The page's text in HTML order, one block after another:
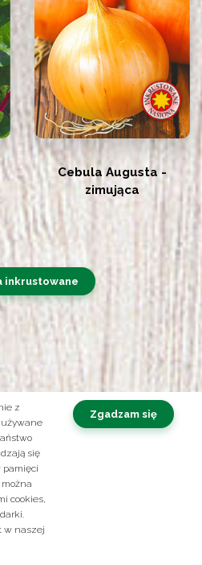
Cebula Augusta -
zimująca
inkrustowane
reCAPTCHA
Warunki
z
używane
się
pamięci
cookies,
w naszej
Zgadzam się